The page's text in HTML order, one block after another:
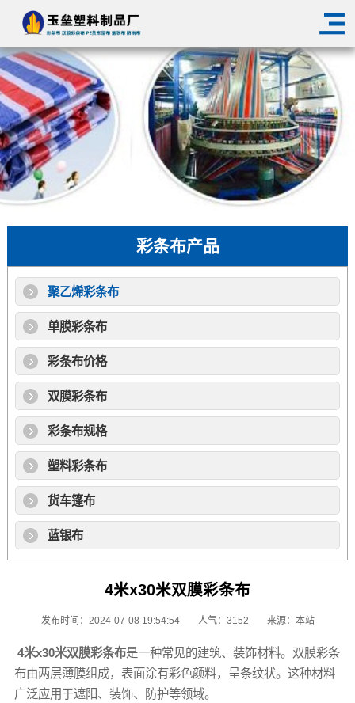
彩条布产品
聚乙烯彩条布
单膜彩条布
彩条布价格
双膜彩条布
彩条布规格
塑料彩条布
货车篷布
蓝银布
4米x30米双膜彩条布
发布时间：2024-07-08 19:54:54 人气：3152 来源：本站
4米x30米双膜彩条布是一种常见的建筑、装饰材料。 双膜彩条
布由两层薄膜组成，表面涂有彩色颜料，呈条纹状。这种材料
广泛应用于遮阳、装饰、防护等领域。